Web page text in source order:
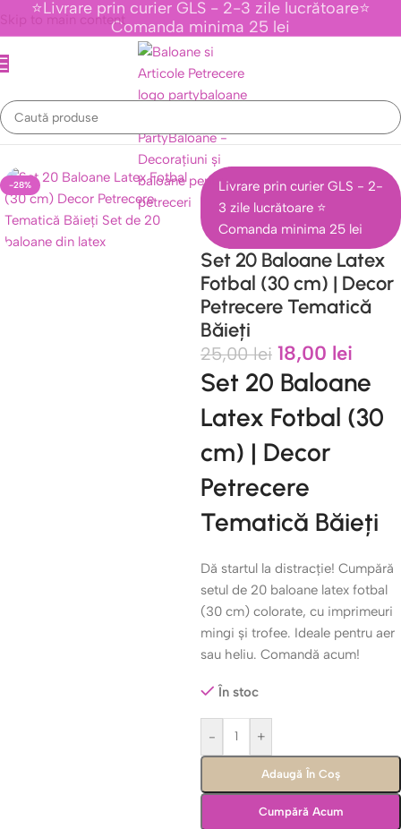
Skip to main content
⭐Livrare prin curier GLS - 2-3 zile lucrătoare⭐
Comanda minima 25 lei
Tematice Personaje Din Desene Animate/Colectia Fotbal
-28%
Livrare prin curier GLS - 2-
3 zile lucrătoare ⭐
Comanda minima 25 lei
Set 20 Baloane Latex
Fotbal (30 cm) | Decor
Petrecere Tematică
Băieți
25,00lei 18,00 lei
Set 20 Baloane
Latex Fotbal (30
cm) | Decor
Petrecere
Tematică Băieți
Dă startul la distracție! Cumpără
setul de 20 baloane latex fotbal
(30 cm) colorate, cu imprimeuri
mingi și trofee. Ideale pentru aer
sau heliu. Comandă acum!
În stoc
- +
Adaugă În Coș
Cumpără Acum